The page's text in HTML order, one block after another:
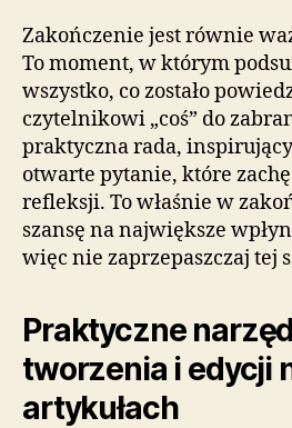
Zakończenie jest równie
To moment, w którym
wszystko, co zostało
czytelnikowi „coś” do
praktyczna rada,
otwarte pytanie, które
refleksji. To właśnie w
szansę na największe
więc nie zaprzepaszczaj tej
Praktyczne
tworzenia i edycji
artykułach